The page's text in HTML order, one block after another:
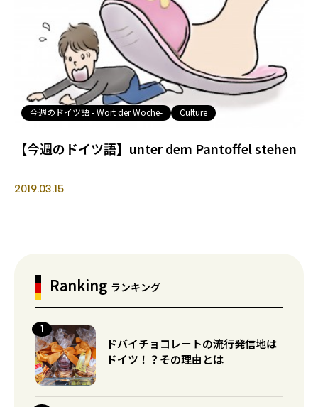
ライター募集
今週のドイツ語 - Wort der Woche- Culture
【今週のドイツ語】unter dem Pantoffel stehen
2019.03.15
Ranking ランキング
ドバイチョコレートの流行発信地は
ドイツ！？その理由とは